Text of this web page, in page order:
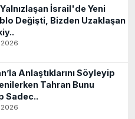
İsrail'de Yeni
Değişti, Bizden Uzaklaşan
Anlaştıklarını Söyleyip
Tahran Bunu
Sadec..